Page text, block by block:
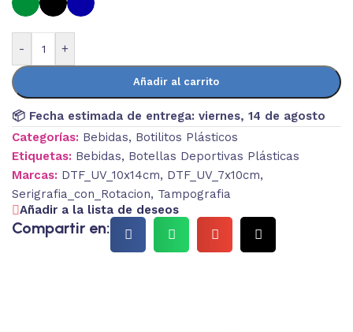
- +
Añadir al carrito
📦 Fecha estimada de entrega: viernes, 14 de agosto
Categorías: Bebidas, Botilitos Plásticos
Etiquetas: Bebidas, Botellas Deportivas Plásticas
Marcas: DTF_UV_10x14cm, DTF_UV_7x10cm,
Serigrafia_con_Rotacion, Tampografia
Añadir a la lista de deseos
Compartir en: